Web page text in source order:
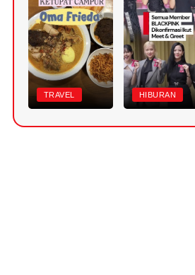
TRAVEL HIBURAN